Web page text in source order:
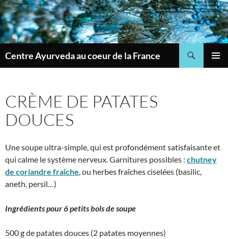
Skip
to
content
Centre Ayurveda au coeur de la France
CRÈME DE PATATES
DOUCES
Une soupe ultra-simple, qui est profondément satisfaisante et
qui calme le système nerveux. Garnitures possibles : chutney
de coriandre fraîche, ou herbes fraîches ciselées (basilic,
aneth, persil…)
Ingrédients pour 6 petits bols de soupe
500 g de patates douces (2 patates moyennes)